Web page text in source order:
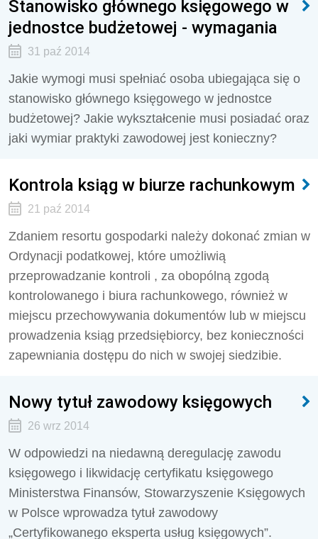
Stanowisko głównego księgowego w
jednostce budżetowej - wymagania
31 paź 2014
Jakie wymogi musi spełniać osoba ubiegająca się o
stanowisko głównego księgowego w jednostce
budżetowej? Jakie wykształcenie musi posiadać oraz
jaki wymiar praktyki zawodowej jest konieczny?
Kontrola ksiąg w biurze rachunkowym
21 paź 2014
Zdaniem resortu gospodarki należy dokonać zmian w
Ordynacji podatkowej, które umożliwią
przeprowadzanie kontroli , za obopólną zgodą
kontrolowanego i biura rachunkowego, również w
miejscu przechowywania dokumentów lub w miejscu
prowadzenia ksiąg przedsiębiorcy, bez konieczności
zapewniania dostępu do nich w swojej siedzibie.
Nowy tytuł zawodowy księgowych
26 wrz 2014
W odpowiedzi na niedawną deregulację zawodu
księgowego i likwidację certyfikatu księgowego
Ministerstwa Finansów, Stowarzyszenie Księgowych
w Polsce wprowadza tytuł zawodowy
„Certyfikowanego eksperta usług księgowych”.